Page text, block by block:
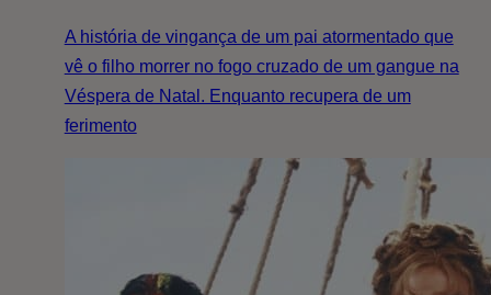
A história de vingança de um pai atormentado que
vê o filho morrer no fogo cruzado de um gangue na
Véspera de Natal. Enquanto recupera de um
ferimento